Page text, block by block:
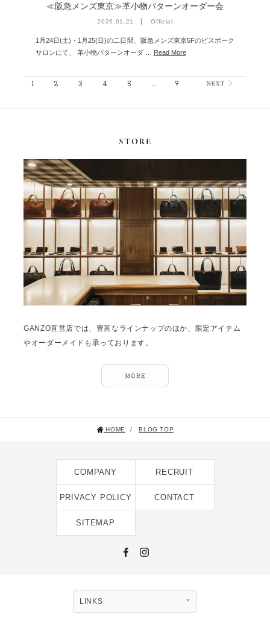
≪阪急メンズ東京≫革小物パターンオーダー会
2026.01.21 Official
1月24日(土)・1月25(日)の二日間、阪急メンズ東京5Fのビスポーク
サロンにて、 革小物パターンオーダ …
Read More
1 2 3 4 5 … 9
GANZO直営店では、豊富なラインナップのほか、限定アイテム
やオーダーメイドも承っております。
HOME / BLOG TOP
COMPANY RECRUIT
PRIVACY POLICY CONTACT
SITEMAP
LINKS